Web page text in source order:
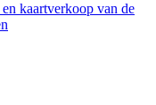
kaartverkoop van de